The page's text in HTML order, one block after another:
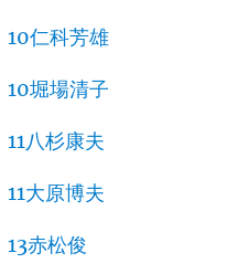
10仁科芳雄
10堀場清子
11八杉康夫
11大原博夫
13赤松俊